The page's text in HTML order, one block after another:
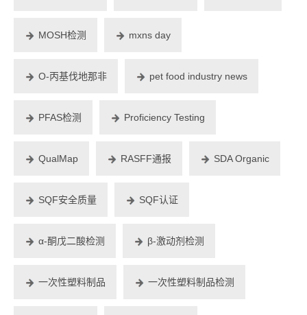
MOSH检测 mxns day
O-丙基伐地那非 pet food industry news
PFAS检测 Proficiency Testing
QualMap RASFF通报 SDA Organic
SQF安全质量 SQF认证
α-酮戊二酸检测 β-激动剂检测
一次性塑料制品 一次性塑料制品检测